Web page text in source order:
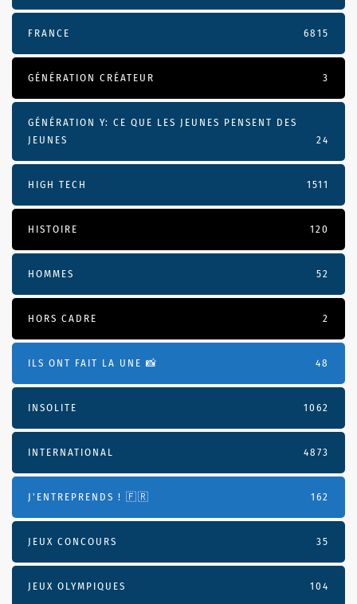
FRANCE 6815
GÉNÉRATION CRÉATEUR 3
GÉNÉRATION Y: CE QUE LES JEUNES PENSENT DES
JEUNES
24
HIGH TECH 1511
HISTOIRE 120
HOMMES 52
HORS CADRE 2
ILS ONT FAIT LA UNE 📸 48
INSOLITE 1062
INTERNATIONAL 4873
J'ENTREPRENDS ! 🇫🇷 162
JEUX CONCOURS 35
JEUX OLYMPIQUES 104